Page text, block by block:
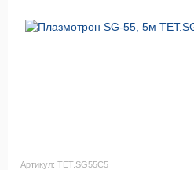
Артикул: TET.SG55C5